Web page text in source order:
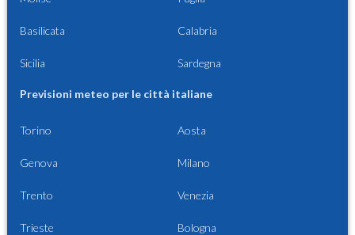
Basilicata Calabria
Sicilia Sardegna
Previsioni meteo per le città italiane
Torino Aosta
Genova Milano
Trento Venezia
Trieste Bologna